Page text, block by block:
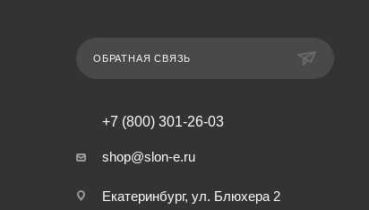
ОБРАТНАЯ СВЯЗЬ
+7 (800) 301-26-03
shop@slon-e.ru
Екатеринбург, ул. Блюхера 2